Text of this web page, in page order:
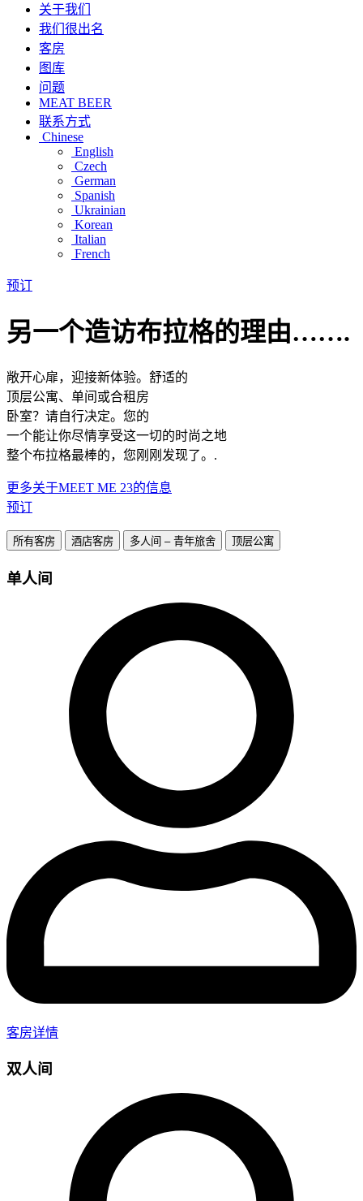
关于我们
我们很出名
客房
图库
问题
MEAT BEER
联系方式
Chinese
English
Czech
German
Spanish
Ukrainian
Korean
Italian
French
预订
另一个造访布拉格的理由…….
敞开心扉，迎接新体验。舒适的
顶层公寓、单间或合租房
卧室？请自行决定。您的
一个能让你尽情享受这一切的时尚之地
整个布拉格最棒的，您刚刚发现了。.
更多关于MEET ME 23的信息
预订
所有客房 酒店客房 多人间 – 青年旅舍 顶层公寓
单人间
客房详情
双人间